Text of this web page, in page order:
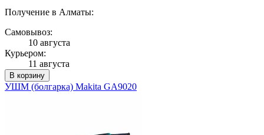
Получение в Алматы:
Самовывоз:
10 августа
Курьером:
11 августа
В корзину
УШМ (болгарка) Makita GA9020